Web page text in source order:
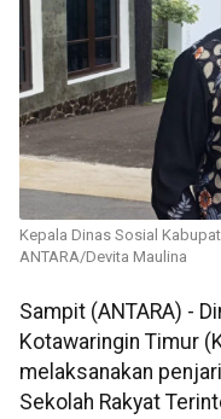
Kepala Dinas Sosial
ANTARA/Devita Maulina
Sampit (ANTARA) -
Kotawaringin Timur
melaksanakan
Sekolah Rakyat